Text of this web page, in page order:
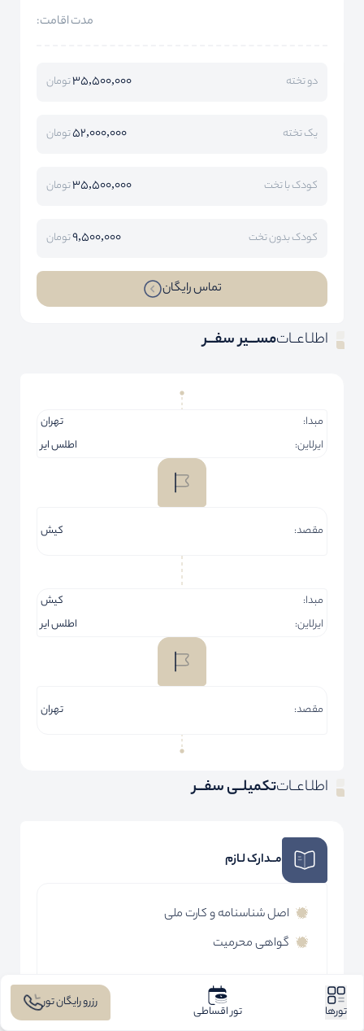
مدت اقامت:
دو تخته 35,500,000تومان
یک تخته 52,000,000تومان
کودک با تخت 35,500,000تومان
کودک بدون تخت 9,500,000تومان
تماس رایگان
اطلـاعــاتمســـیر سفـــر
مبدا:
تهران
ایرلاین:
اطلس ایر
مقصد: کیش
مبدا:
کیش
ایرلاین:
اطلس ایر
مقصد: تهران
اطلـاعــاتتکمیلــی سفـــر
مــدارک لـازم
اصل شناسنامه و کارت ملی
گواهی محرمیت
خدمـــات تورها تور اقساطی
رزرو رایگان تور